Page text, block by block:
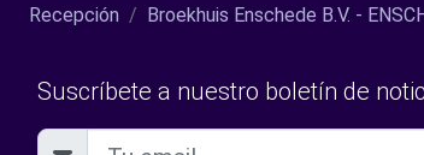
Recepción Broekhuis Enschede B.V. -
Suscríbete a nuestro boletín de